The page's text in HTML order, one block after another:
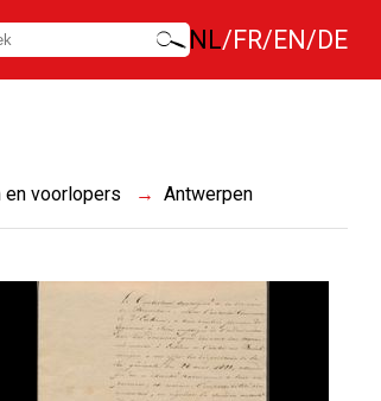
NL FR EN DE
en voorlopers Antwerpen